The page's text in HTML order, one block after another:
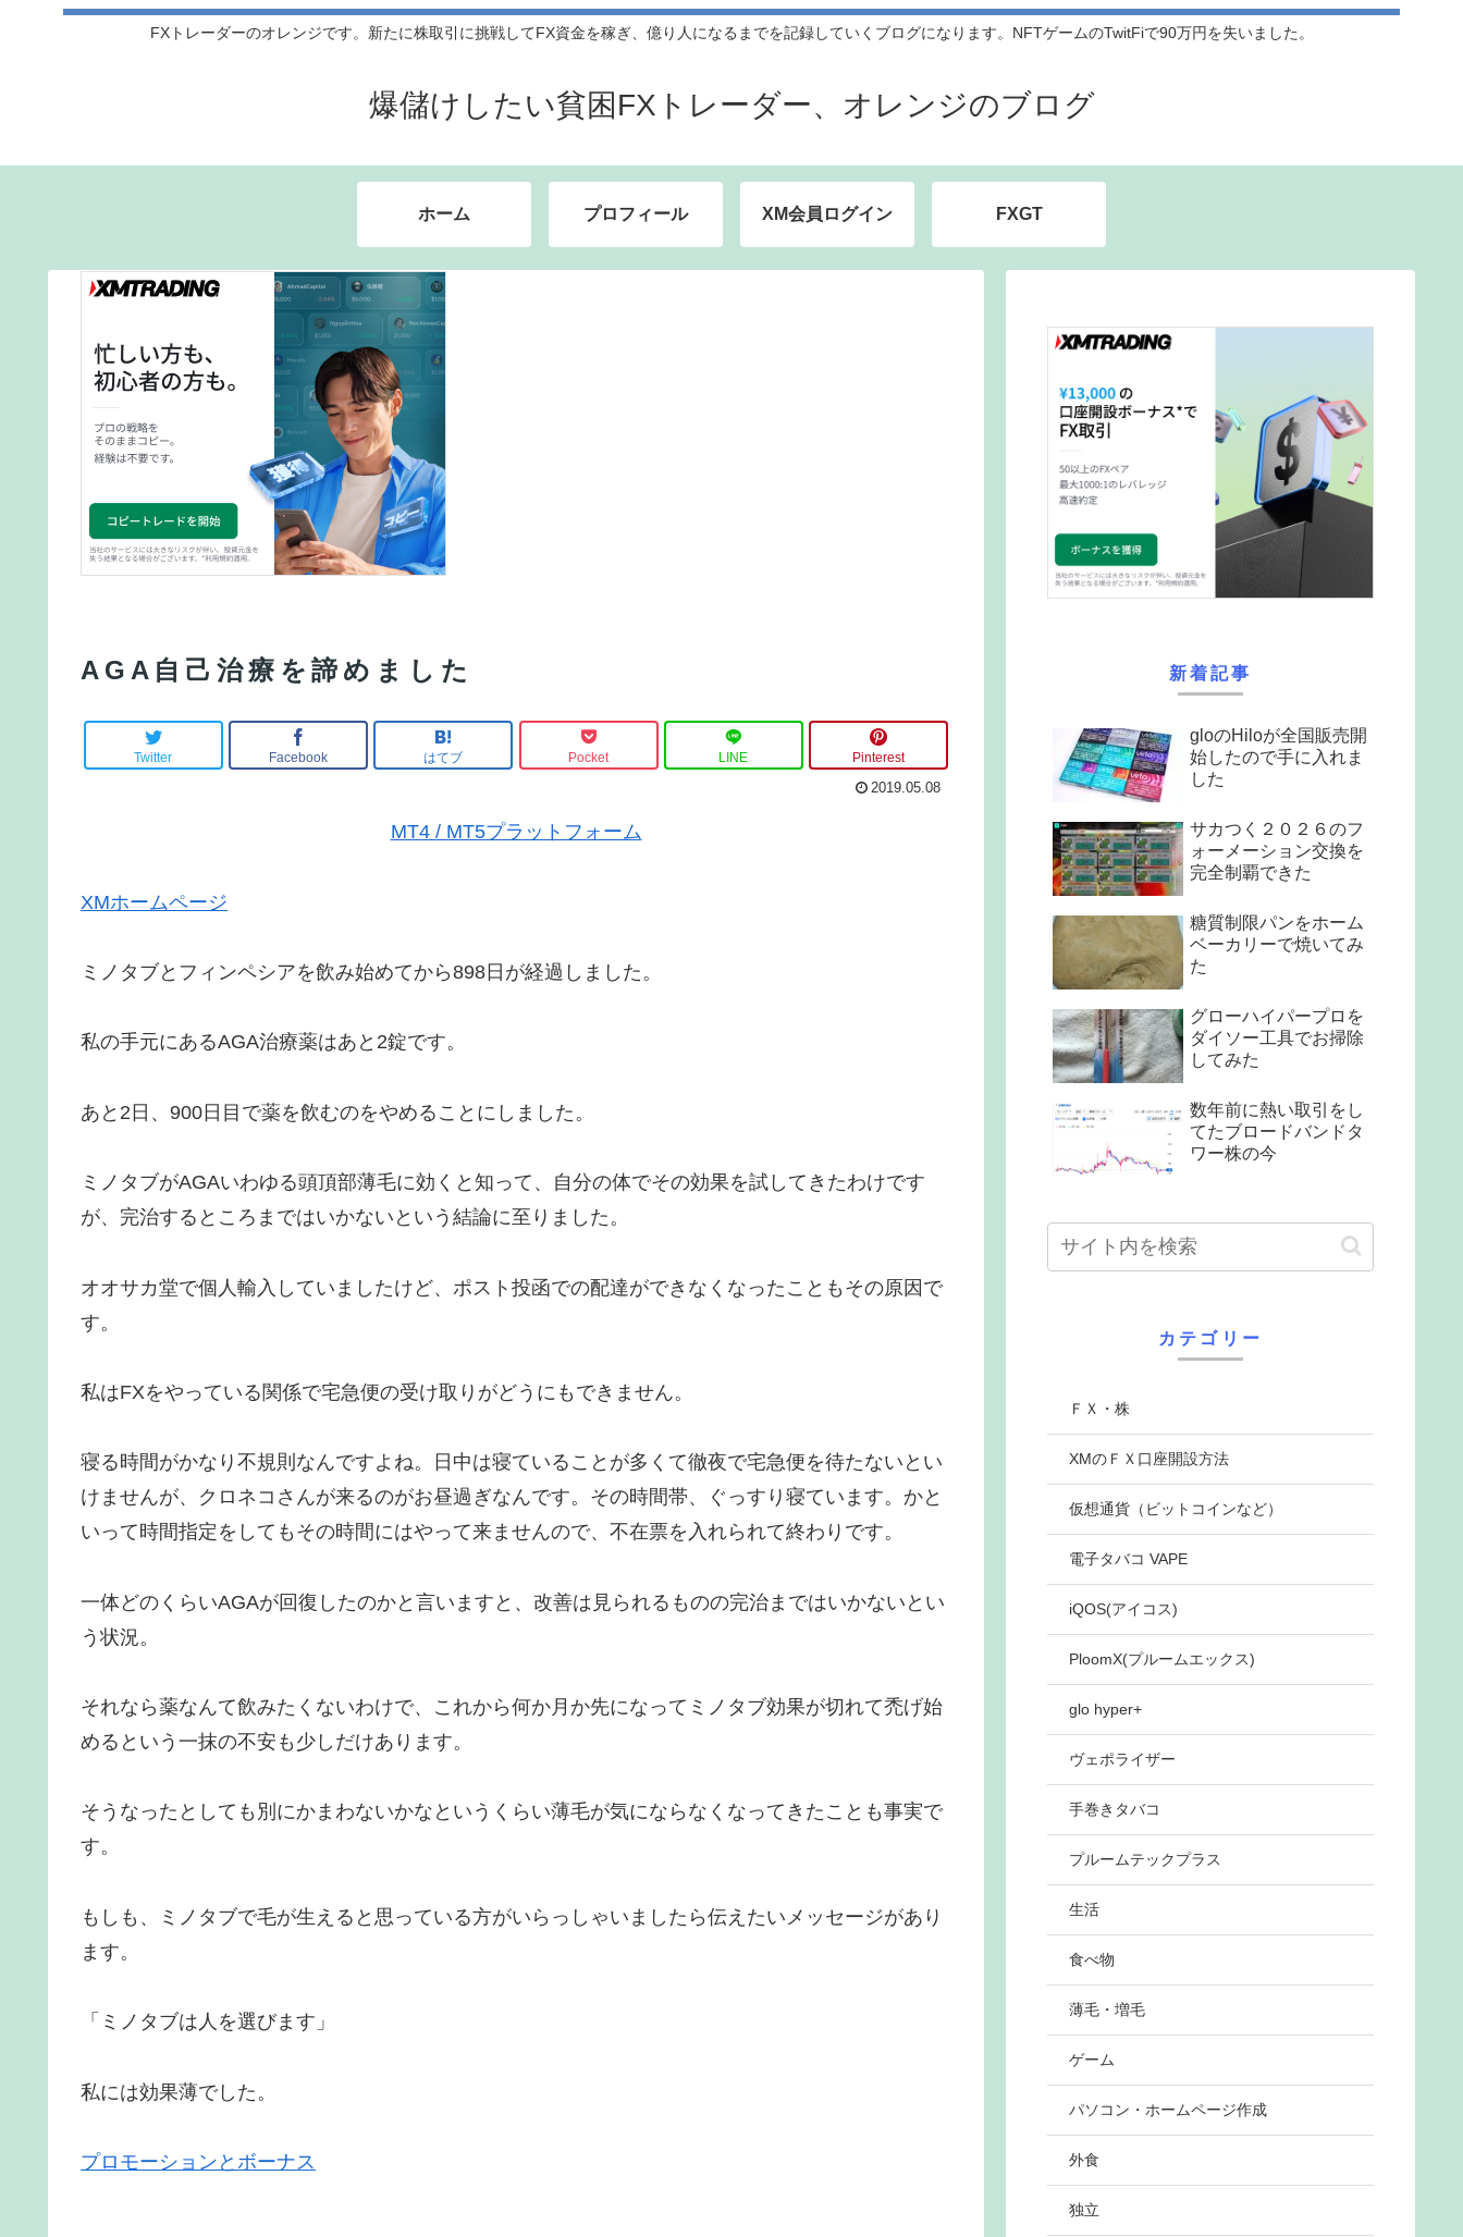
FXトレーダーのオレンジです。新たに株取引に挑戦してFX資金を稼ぎ、億り人になるまでを記録していくブログになります。NFTゲームのTwitFiで90万円を失いました。
爆儲けしたい貧困FXトレーダー、オレンジのブログ
ホーム プロフィール XM会員ログイン FXGT
AGA自己治療を諦めました
Twitter Facebook はてブ Pocket LINE Pinterest
2019.05.08
MT4 / MT5プラットフォーム
XMホームページ
ミノタブとフィンペシアを飲み始めてから898日が経過しました。
私の手元にあるAGA治療薬はあと2錠です。
あと2日、900日目で薬を飲むのをやめることにしました。
ミノタブがAGAいわゆる頭頂部薄毛に効くと知って、自分の体でその効果を試してきたわけです
が、完治するところまではいかないという結論に至りました。
オオサカ堂で個人輸入していましたけど、ポスト投函での配達ができなくなったこともその原因で
す。
私はFXをやっている関係で宅急便の受け取りがどうにもできません。
寝る時間がかなり不規則なんですよね。日中は寝ていることが多くて徹夜で宅急便を待たないとい
けませんが、クロネコさんが来るのがお昼過ぎなんです。その時間帯、ぐっすり寝ています。かと
いって時間指定をしてもその時間にはやって来ませんので、不在票を入れられて終わりです。
一体どのくらいAGAが回復したのかと言いますと、改善は見られるものの完治まではいかないとい
う状況。
それなら薬なんて飲みたくないわけで、これから何か月か先になってミノタブ効果が切れて禿げ始
めるという一抹の不安も少しだけあります。
そうなったとしても別にかまわないかなというくらい薄毛が気にならなくなってきたことも事実で
す。
もしも、ミノタブで毛が生えると思っている方がいらっしゃいましたら伝えたいメッセージがあり
ます。
「ミノタブは人を選びます」
私には効果薄でした。
プロモーションとボーナス
新着記事
gloのHiloが全国販売開
始したので手に入れま
した
サカつく２０２６のフ
ォーメーション交換を
完全制覇できた
糖質制限パンをホーム
ベーカリーで焼いてみ
た
グローハイパープロを
ダイソー工具でお掃除
してみた
数年前に熱い取引をし
てたブロードバンドタ
ワー株の今
カテゴリー
ＦＸ・株
XMのＦＸ口座開設方法
仮想通貨（ビットコインなど）
電子タバコ VAPE
iQOS(アイコス)
PloomX(プルームエックス)
glo hyper+
ヴェポライザー
手巻きタバコ
プルームテックプラス
生活
食べ物
薄毛・増毛
ゲーム
パソコン・ホームページ作成
外食
独立